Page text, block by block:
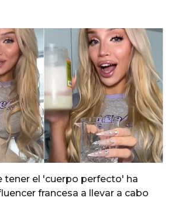
tener el 'cuerpo perfecto' ha
francesa a llevar a cabo